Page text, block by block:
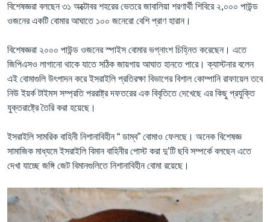
বিশেষজ্ঞরা বলছেন ৩১ অক্টোবর শহরের ভেতরে জাবালিয়া শরণার্থী শিবিরে ২,০০০ পাউন্ড
ওজনের একটি বোমার আঘাতে ১০০ জনেরো বেশি প্রাণ হারান।
বিশেষজ্ঞরা ২০০০ পাউন্ড ওজনের স্পাইস বোমার ভগ্নাংশ চিহ্নিত করেছেন। এতে
জিপিএসও লাগানো থাকে যাতে সঠিক জায়গায় আঘাত হানতে পারে। ক্যাস্টনার বলেন
এই বোমাগুলি উৎপাদন করে ইসরাইলি প্রতিরক্ষা বিভাগের বিশাল কোম্পানি রাফায়েল তবে
নিউ ইয়র্ক টাইমস সম্প্রতি পররাষ্ট্র দফতরের এক বিবৃতিতে দেখেছে এর কিছু প্রযুক্তি
যুক্তরাষ্ট্রে তৈরি করা হয়েছে।
ইসরাইলি সামরিক বাহিনী নিশানাবিহীন “ ডাম্ব” বোমাও ফেলছে। অনেক বিশেষজ্ঞ
সামাজিক মাধ্যমে ইসরাইলি বিমান বাহিনীর পোস্ট করা দু’টি ছবি সম্পর্কে বলছেন এতে
দেখা যাচ্ছে জঙ্গি জেট বিমানগুলিতে নিশানাবিহীন বোমা রয়েছে।